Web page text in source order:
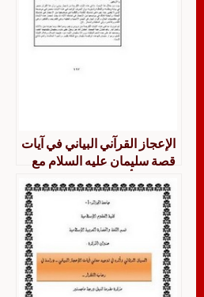
الإعجاز القرآني البياني في آيات
قصة سليمان عليه السلام مع